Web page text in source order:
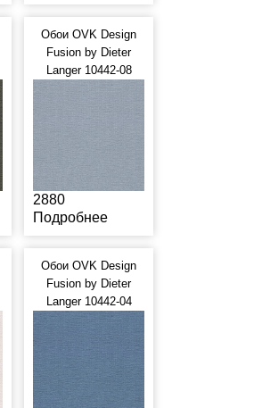
Обои OVK Design
Fusion by Dieter
Langer 10442-08
2880
Подробнее
Обои OVK Design
Fusion by Dieter
Langer 10442-04